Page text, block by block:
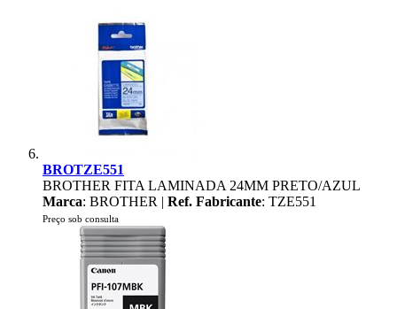
BROTZE551
BROTHER FITA LAMINADA 24MM PRETO/AZUL
Marca: BROTHER | Ref. Fabricante: TZE551
Preço sob consulta